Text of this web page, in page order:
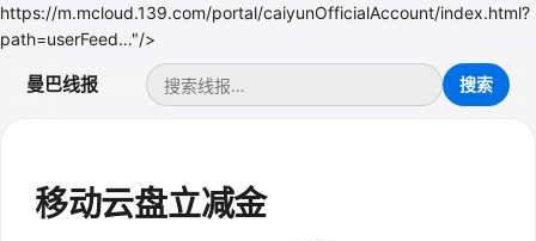
https://m.mcloud.139.com/portal/caiyunOfficialAccount/index.html?
path=userFeed…"/>
曼巴线报
移动云盘立减金